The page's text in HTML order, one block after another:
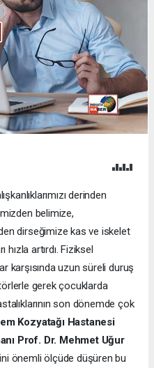
derinden
belimize,
dirseğimize kas ve iskelet
artırdı. Fiziksel
karşısında uzun süreli duruş
gerek çocuklarda
son dönemde çok
Kozyatağı Hastanesi
Prof. Dr. Mehmet Uğur
önemli ölçüde düşüren bu